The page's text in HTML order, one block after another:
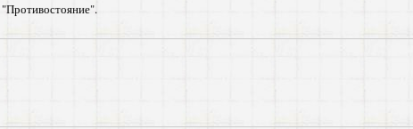
"Противостояние".